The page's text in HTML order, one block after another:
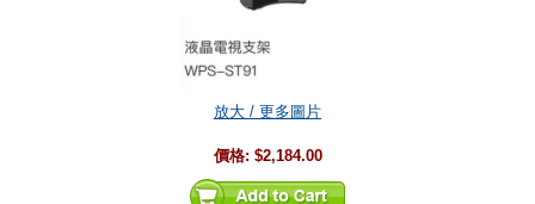
放大 / 更多圖片
價格: $2,184.00